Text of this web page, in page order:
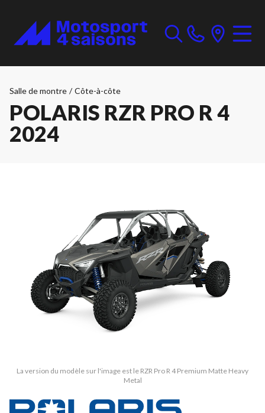
Salle de montre / Côte-à-côte
POLARIS RZR PRO R 4
2024
La version du modèle sur l'image est le RZR Pro R 4 Premium Matte Heavy
Metal